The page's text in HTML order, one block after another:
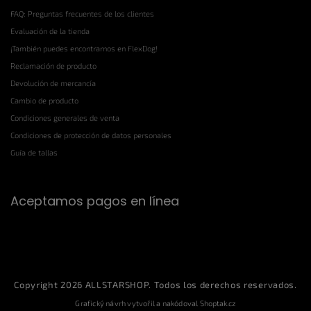
FAQ: Preguntas frecuentes de los clientes
Evaluación de la tienda
¡También puedes encontrarnos en FlexDog!
Reclamación de producto
Devolución de mercancía
Cambio de producto
Condiciones generales de venta
Condiciones de protección de datos personales
Guía de tallas
Aceptamos pagos en línea
Copyright 2026 ALLSTARSHOP. Todos los derechos reservados.
Grafický návrh vytvořil a nakódoval Shoptak.cz